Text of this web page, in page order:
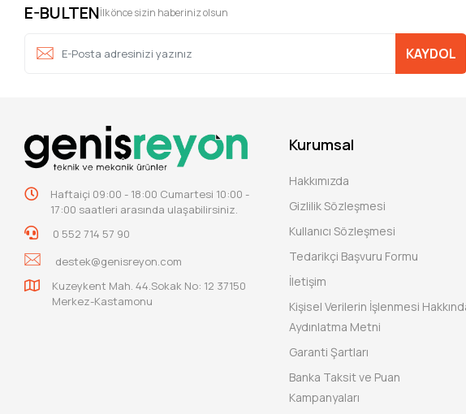
E-BULTENİlk önce sizin haberiniz olsun
KAYDOL
Haftaiçi 09:00 - 18:00 Cumartesi 10:00 -
17:00 saatleri arasında ulaşabilirsiniz.
0 552 714 57 90
destek@genisreyon.com
Kuzeykent Mah. 44.Sokak No: 12 37150
Merkez-Kastamonu
Kurumsal
Hakkımızda
Gizlilik Sözleşmesi
Kullanıcı Sözleşmesi
Tedarikçi Başvuru Formu
İletişim
Kişisel Verilerin İşlenmesi
Aydınlatma Metni
Garanti Şartları
Banka Taksit ve Puan
Kampanyaları